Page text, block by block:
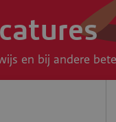
en bij andere